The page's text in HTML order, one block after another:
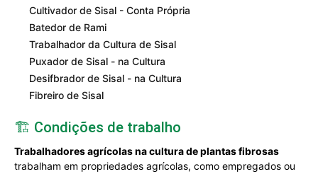
Cultivador de Sisal - Conta Própria
Batedor de Rami
Trabalhador da Cultura de Sisal
Puxador de Sisal - na Cultura
Desifbrador de Sisal - na Cultura
Fibreiro de Sisal
🏗️ Condições de trabalho
Trabalhadores agrícolas na cultura de plantas fibrosas
trabalham em propriedades agrícolas, como empregados ou